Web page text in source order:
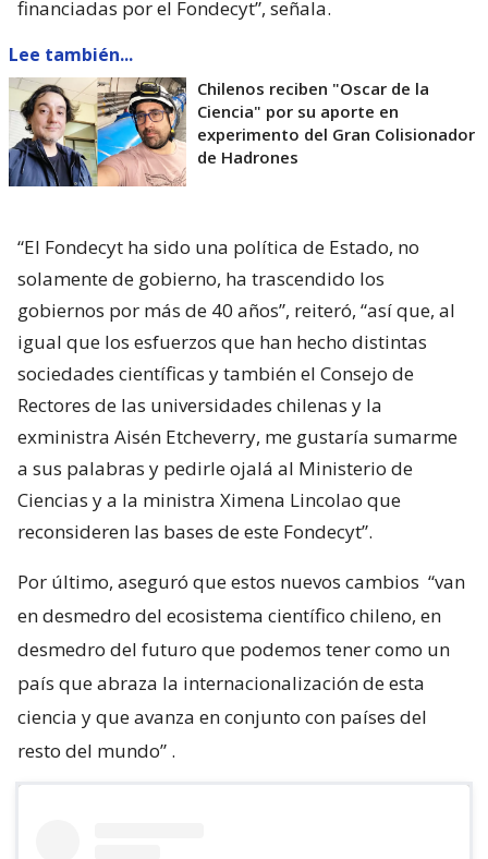
financiadas por el Fondecyt”, señala.
Lee también...
Chilenos reciben "Oscar de la
Ciencia" por su aporte en
experimento del Gran Colisionador
de Hadrones
“El Fondecyt ha sido una política de Estado, no
solamente de gobierno, ha trascendido los
gobiernos por más de 40 años”, reiteró, “así que, al
igual que los esfuerzos que han hecho distintas
sociedades científicas y también el Consejo de
Rectores de las universidades chilenas y la
exministra Aisén Etcheverry, me gustaría sumarme
a sus palabras y pedirle ojalá al Ministerio de
Ciencias y a la ministra Ximena Lincolao que
reconsideren las bases de este Fondecyt”.
Por último, aseguró que estos nuevos cambios “van
en desmedro del ecosistema científico chileno, en
desmedro del futuro que podemos tener como un
país que abraza la internacionalización de esta
ciencia y que avanza en conjunto con países del
resto del mundo” .